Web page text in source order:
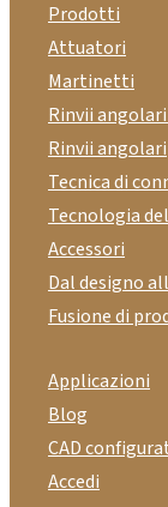
Prodotti
Attuatori
Martinetti
Rinvii
Rinvii angolari
Tecnica di
Tecnologia
Accessori
Dal designo
Fusione di
Applicazioni
Blog
CAD
Accedi